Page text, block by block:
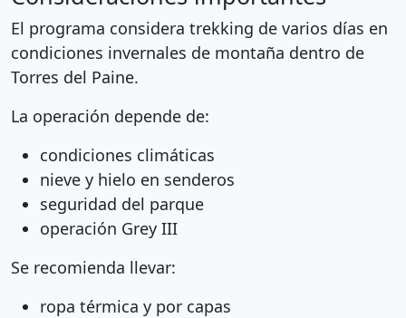
El programa considera trekking de varios días en
condiciones invernales de montaña dentro de
Torres del Paine.
La operación depende de:
condiciones climáticas
nieve y hielo en senderos
seguridad del parque
operación Grey III
Se recomienda llevar:
ropa térmica y por capas